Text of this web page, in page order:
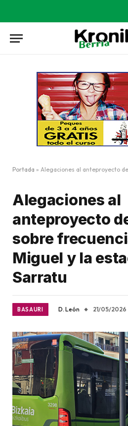
Portada » Alegaciones al anteproyecto de Bizkaibus sobre
Alegaciones al
anteproyecto
sobre
Miguel y la
Sarratu
BASAURI D. León 21/05/2026